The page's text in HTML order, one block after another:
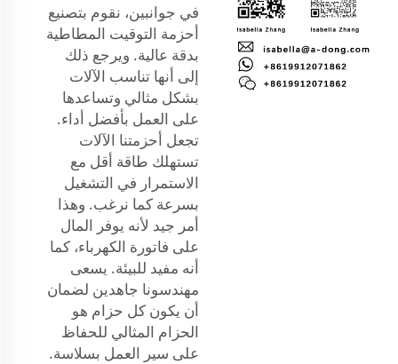
في جوانبين، نقوم بتصنيع
أحزمة التوقيت المطاطية
بدقة عالية. ويرجع ذلك
إلى أنها تناسب الآلات
بشكل مثالي وتساعدها
على العمل بأفضل أداء.
تجعل أحزمتنا الآلات
تستهلك طاقة أقل مع
الاستمرار في التشغيل
بسرعة كما نرغب. وهذا
أمر جيد لأنه يوفر المال
على فاتورة الكهرباء، كما
أنه مفيد للبيئة. يسعى
مهندسونا جاهدين لضمان
أن يكون كل حزام هو
الحزام المثالي للحفاظ
على سير العمل بسلاسة.